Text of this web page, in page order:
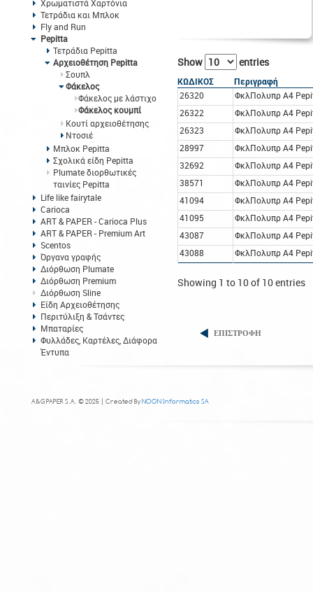
Χρωματιστά Χαρτόνια
Τετράδια και Μπλοκ
Fly and Run
Pepitta
Τετράδια Pepitta
Αρχειοθέτηση Pepitta
Σουπλ
Φάκελος
Φάκελος με λάστιχο
Φάκελος κουμπί
Κουτί αρχειοθέτησης
Ντοσιέ
Μπλοκ Pepitta
Σχολικά είδη Pepitta
Plumate διορθωτικές
ταινίες Pepitta
Life like fairytale
Carioca
ART & PAPER - Carioca Plus
ART & PAPER - Premium Art
Scentos
Όργανα γραφής
Διόρθωση Plumate
Διόρθωση Premium
Διόρθωση Sline
Είδη Αρχειοθέτησης
Περιτύλιξη & Τσάντες
Μπαταρίες
Φυλλάδες, Καρτέλες, Διάφορα
Έντυπα
Show entries
ΚΩΔΙΚΟΣ
Περιγραφή
26320
ΦκλΠολυπρ Α4
26322
ΦκλΠολυπρ Α4
26323
ΦκλΠολυπρ Α4
28997
ΦκλΠολυπρ Α4
32692
ΦκλΠολυπρ Α4
38571
ΦκλΠολυπρ Α4
41094
ΦκλΠολυπρ Α4
41095
ΦκλΠολυπρ Α4
43087
ΦκλΠολυπρ Α4
43088
ΦκλΠολυπρ Α4
Showing 1 to 10 of 10 entries
ΕΠΙΣΤΡΟΦΗ
A&G PAPER S.A. © 2025 | Created ByNOON Informatics SA